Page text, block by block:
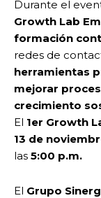
Durante el
Growth Lab
formación
redes de
herramientas
mejorar
crecimiento
El 1er Growth
13 de
las 5:00 p.m.
El Grupo